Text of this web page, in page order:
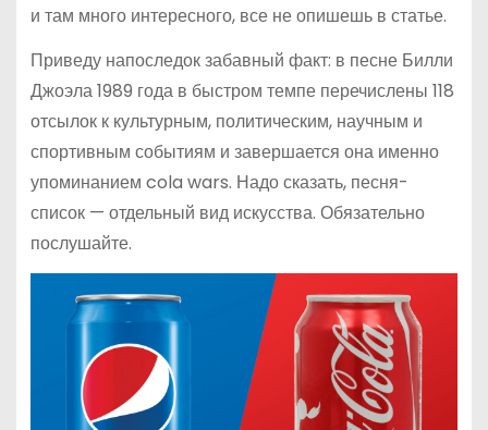
и там много интересного, все не опишешь в статье.
Приведу напоследок забавный факт: в песне Билли
Джоэла 1989 года в быстром темпе перечислены 118
отсылок к культурным, политическим, научным и
спортивным событиям и завершается она именно
упоминанием cola wars. Надо сказать, песня-
список — отдельный вид искусства. Обязательно
послушайте.